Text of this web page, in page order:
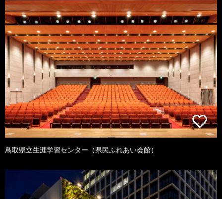
鳥取県立生涯学習センター（県民ふれあい会館）